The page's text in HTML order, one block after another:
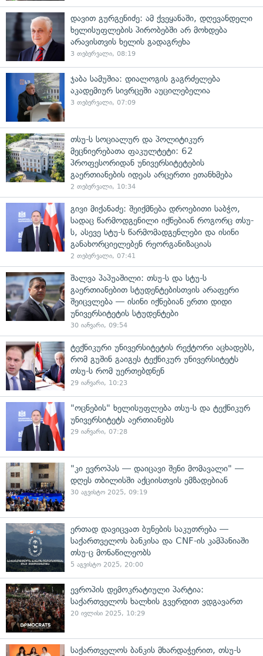
დავით გურგენიძე: ამ ქვეყანაში, დღევანდელი
ხელისუფლების პირობებში არ მოხდება
არავისთვის ხელის გადაგრეხა
3 თებერვალი, 08:19
ჯაბა სამუშია: დიალოგის გაგრძელება
აკადემიურ სივრცეში აუცილებელია
3 თებერვალი, 07:09
თსუ-ს სოციალურ და პოლიტიკურ
მეცნიერებათა ფაკულტეტი: 62
პროფესორიდან უნივერსიტეტების
გაერთიანების იდეას არცერთი ეთანხმება
2 თებერვალი, 10:34
გივი მიქანაძე: შეიქმნება დროებითი საბჭო,
სადაც წარმოდგენილი იქნებიან როგორც თსუ-
ს, ასევე სტუ-ს წარმომადგენლები და ისინი
განახორციელებენ რეორგანიზაციას
2 თებერვალი, 07:41
შალვა პაპუაშილი: თსუ-ს და სტუ-ს
გაერთიანებით სტუდენტებისთვის არაფერი
შეიცვლება — ისინი იქნებიან ერთი დიდი
უნივერსიტეტის სტუდენტები
30 იანვარი, 09:54
ტექნიკური უნივერსიტეტის რექტორი აცხადებს,
რომ გუშინ გაიგეს ტექნიკურ უნივერსიტეტს
თსუ-ს რომ უერთებდნენ
29 იანვარი, 10:23
"ოცნების" ხელისუფლება თსუ-ს და ტექნიკურ
უნივერსიტეტს აერთიანებს
29 იანვარი, 07:28
"კი ევროპას — დაიცავი შენი მომავალი" —
დღეს თბილისში აქციისთვის ემზადებიან
30 აგვისტო 2025, 09:19
ერთად დავიცვათ ბუნების საკუთრება —
საქართველოს ბანკისა და CNF-ის კამპანიაში
თსუ-ც მონაწილეობს
5 აგვისტო 2025, 20:00
ევროპის დემოკრატიული პარტია:
საქართველოს ხალხის გვერდით ვდგავართ
20 ივლისი 2025, 10:29
საქართველოს ბანკის მხარდაჭერით, თსუ-ს